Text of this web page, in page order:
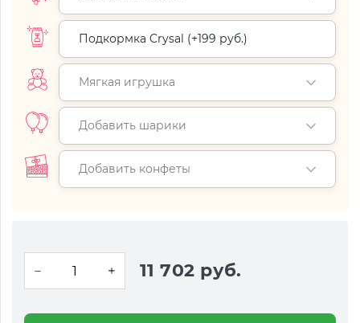
Подкормка Crysal (+199 руб.)
Мягкая игрушка
Добавить шарики
Добавить конфеты
11 702 руб.